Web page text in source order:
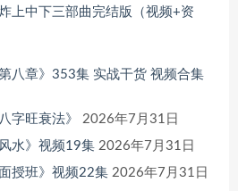
上中下三部曲完结版（视频+资
八章》353集 实战干货 视频合集
字旺衰法》
2026年7月31日
水》视频19集 2026年7月31日
授班》视频22集 2026年7月31日